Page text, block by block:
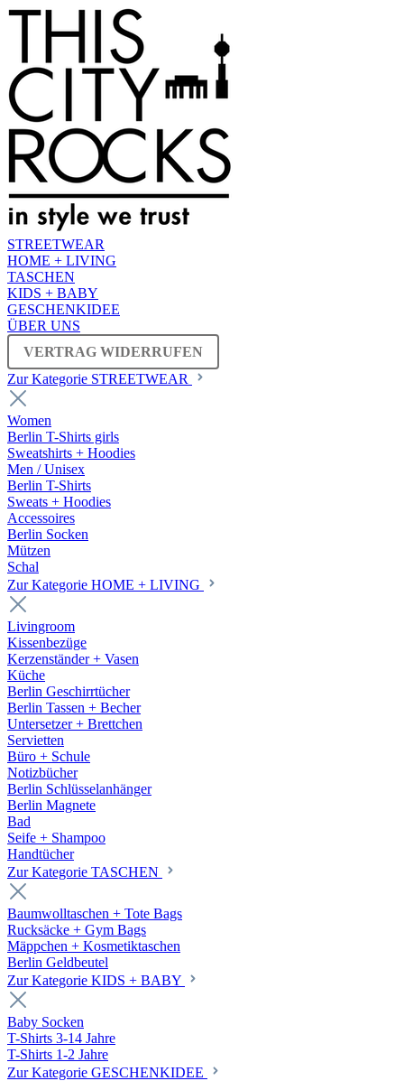
STREETWEAR
HOME + LIVING
TASCHEN
KIDS + BABY
GESCHENKIDEE
ÜBER UNS
VERTRAG WIDERRUFEN
Zur Kategorie STREETWEAR
Women
Berlin T-Shirts girls
Sweatshirts + Hoodies
Men / Unisex
Berlin T-Shirts
Sweats + Hoodies
Accessoires
Berlin Socken
Mützen
Schal
Zur Kategorie HOME + LIVING
Livingroom
Kissenbezüge
Kerzenständer + Vasen
Küche
Berlin Geschirrtücher
Berlin Tassen + Becher
Untersetzer + Brettchen
Servietten
Büro + Schule
Notizbücher
Berlin Schlüsselanhänger
Berlin Magnete
Bad
Seife + Shampoo
Handtücher
Zur Kategorie TASCHEN
Baumwolltaschen + Tote Bags
Rucksäcke + Gym Bags
Mäppchen + Kosmetiktaschen
Berlin Geldbeutel
Zur Kategorie KIDS + BABY
Baby Socken
T-Shirts 3-14 Jahre
T-Shirts 1-2 Jahre
Zur Kategorie GESCHENKIDEE